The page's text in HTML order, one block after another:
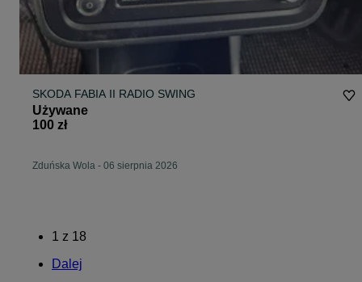
SKODA FABIA II RADIO SWING
Używane
100 zł
Zduńska Wola - 06 sierpnia 2026
1 z 18
Dalej